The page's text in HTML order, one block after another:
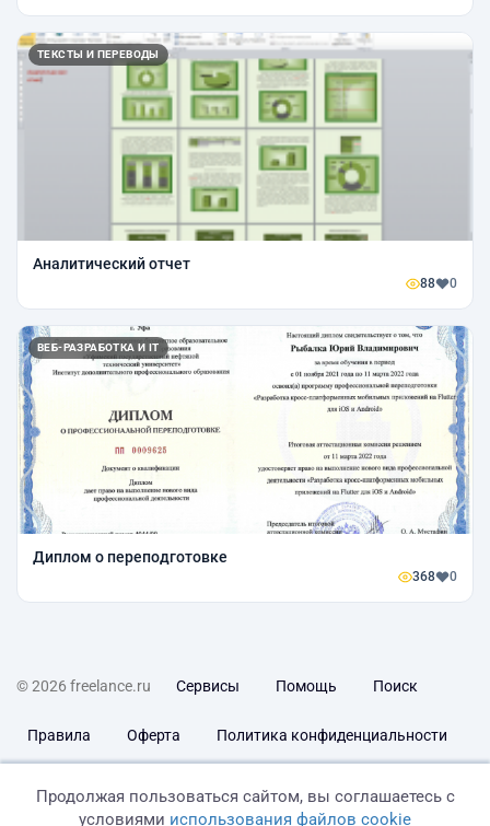
ТЕКСТЫ И ПЕРЕВОДЫ
Аналитический отчет
88 0
ВЕБ-РАЗРАБОТКА И IT
Диплом о переподготовке
368 0
© 2026 freelance.ru Сервисы Помощь Поиск
Правила Оферта Политика конфиденциальности
Продолжая пользоваться сайтом, вы соглашаетесь с
условиями использования файлов cookie